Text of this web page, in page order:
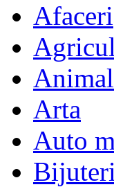
Afaceri
Arta
Auto